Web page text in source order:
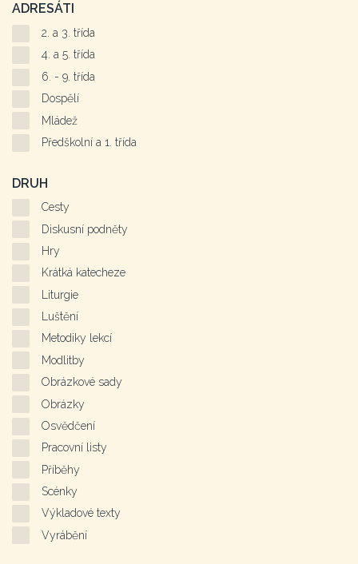
ADRESÁTI
2. a 3. třída
4. a 5. třída
6. - 9. třída
Dospělí
Mládež
Předškolní a 1. třída
DRUH
Cesty
Diskusní podněty
Hry
Krátká katecheze
Liturgie
Luštění
Metodiky lekcí
Modlitby
Obrázkové sady
Obrázky
Osvědčení
Pracovní listy
Příběhy
Scénky
Výkladové texty
Vyrábění